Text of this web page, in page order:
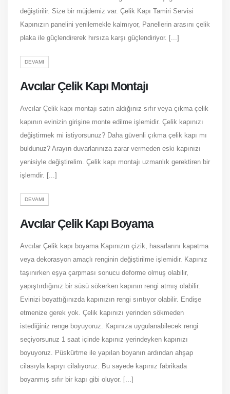
değiştirilir. Size bir müjdemiz var. Çelik Kapı Tamiri Servisi
Kapınızın panelini yenilemekle kalmıyor, Panellerin arasını çelik
plaka ile güçlendirerek hırsıza karşı güçlendiriyor. [...]
DEVAMI
Avcılar Çelik Kapı Montajı
Avcılar Çelik kapı montajı satın aldığınız sıfır veya çıkma çelik
kapının evinizin girişine monte edilme işlemidir. Çelik kapınızı
değiştirmek mi istiyorsunuz? Daha güvenli çıkma çelik kapı mı
buldunuz? Arayın duvarlarınıza zarar vermeden eski kapınızı
yenisiyle değiştirelim. Çelik kapı montajı uzmanlık gerektiren bir
işlemdir. [...]
DEVAMI
Avcılar Çelik Kapı Boyama
Avcılar Çelik kapı boyama Kapınızın çizik, hasarlarını kapatma
veya dekorasyon amaçlı renginin değiştirilme işlemidir. Kapınız
taşınırken eşya çarpması sonucu deforme olmuş olabilir,
yapıştırdığınız bir süsü sökerken kapının rengi atmış olabilir.
Evinizi boyattığınızda kapınızın rengi sırıtıyor olabilir. Endişe
etmenize gerek yok. Çelik kapınızı yerinden sökmeden
istediğiniz renge boyuyoruz. Kapınıza uygulanabilecek rengi
seçiyorsunuz 1 saat içinde kapınız yerindeyken kapınızı
boyuyoruz. Püskürtme ile yapılan boyanın ardından ahşap
cilasıyla kapıyı cilalıyoruz. Bu sayede kapınız fabrikada
boyanmış sıfır bir kapı gibi oluyor. [...]